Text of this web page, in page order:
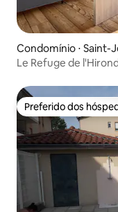
Condomínio ⋅ Saint-
Le Refuge de
Preferido dos
Preferido dos